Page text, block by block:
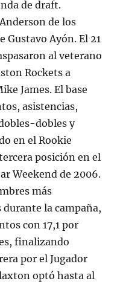
de draft.
de los
Gustavo Ayón. El 21
al veterano
Rockets a
James. El base
asistencias,
dobles y
en el Rookie
posición en el
Weekend de 2006.
más
durante la campaña,
con 17,1 por
finalizando
por el Jugador
optó hasta al